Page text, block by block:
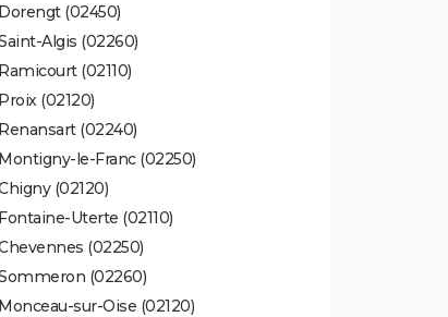
Dorengt (02450)
Algis (02260)
Ramicourt (02110)
Proix (02120)
Renansart (02240)
Montigny-le-Franc (02250)
(02120)
Fontaine-Uterte (02110)
(02250)
(02260)
Monceau-sur-Oise (02120)